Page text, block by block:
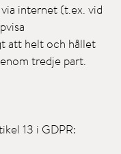
internet (t.ex. vid
att helt och hållet
tredje part.
13 i GDPR: